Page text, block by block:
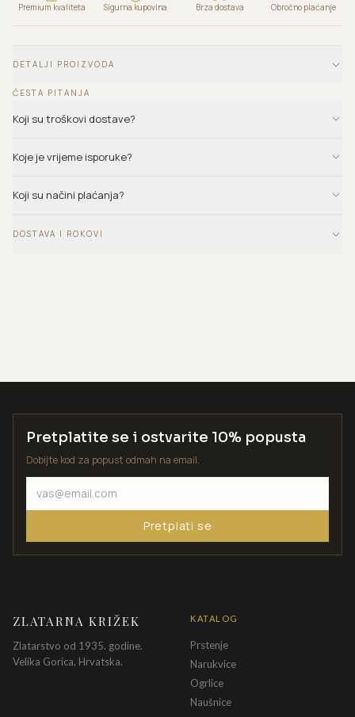
Premium kvaliteta Sigurna kupovina Brza dostava Obročno plaćanje
DETALJI PROIZVODA
ČESTA PITANJA
Koji su troškovi dostave?
Koje je vrijeme isporuke?
Koji su načini plaćanja?
DOSTAVA I ROKOVI
Pretplatite se i ostvarite 10% popusta
Dobijte kod za popust odmah na email.
Pretplati se
ZLATARNA KRIŽEK
Zlatarstvo od 1935. godine.
Velika Gorica, Hrvatska.
KATALOG
Prstenje
Narukvice
Ogrlice
Naušnice